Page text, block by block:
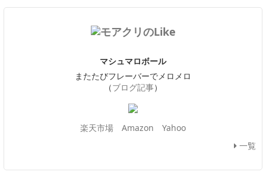
マシュマロボール
またたびフレーバーでメロメロ
（ブログ記事）
楽天市場 Amazon
Yahoo
一覧